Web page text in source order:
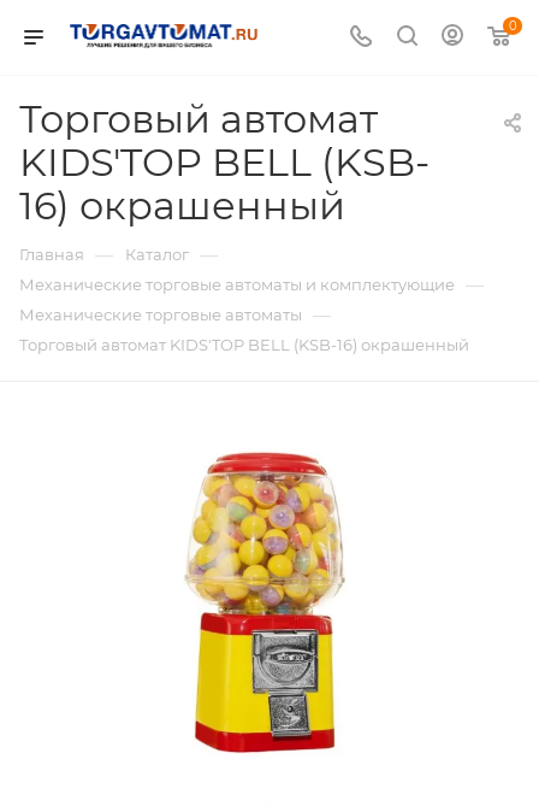
0
Торговый автомат
KIDS'TOP BELL (KSB-
16) окрашенный
Главная — Каталог —
Механические торговые автоматы и комплектующие —
Механические торговые автоматы —
Торговый автомат KIDS'TOP BELL (KSB-16) окрашенный